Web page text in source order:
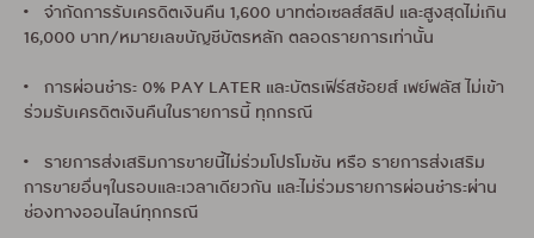
• จำกัดการรับเครดิตเงินคืน 1,600 บาทต่อเซลส์สลิป และสูงสุดไม่เกิน
16,000 บาท/หมายเลขบัญชีบัตรหลัก ตลอดรายการเท่านั้น
• การผ่อนชำระ 0% PAY LATER และบัตรเฟิร์สช้อยส์ เพย์พลัส ไม่เข้า
ร่วมรับเครดิตเงินคืนในรายการนี้ ทุกกรณี
• รายการส่งเสริมการขายนี้ไม่ร่วมโปรโมชัน หรือ รายการส่งเสริม
การขายอื่นๆในรอบและเวลาเดียวกัน และไม่ร่วมรายการผ่อนชำระผ่าน
ช่องทางออนไลน์ทุกกรณี